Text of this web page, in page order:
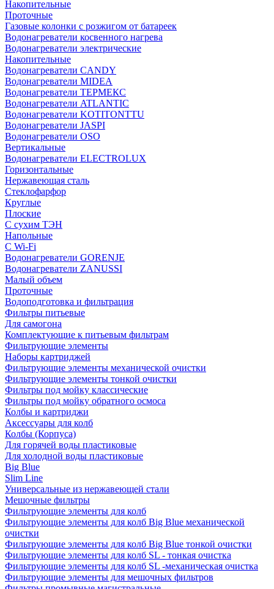
Накопительные
Проточные
Газовые колонки с розжигом от батареек
Водонагреватели косвенного нагрева
Водонагреватели электрические
Накопительные
Водонагреватели CANDY
Водонагреватели MIDEA
Водонагреватели ТЕРМЕКС
Водонагреватели ATLANTIC
Водонагреватели KOTITONTTU
Водонагреватели JASPI
Водонагреватели OSO
Вертикальные
Водонагреватели ELECTROLUX
Горизонтальные
Нержавеющая сталь
Стеклофарфор
Круглые
Плоские
С сухим ТЭН
Напольные
С Wi-Fi
Водонагреватели GORENJE
Водонагреватели ZANUSSI
Малый объем
Проточные
Водоподготовка и фильтрация
Фильтры питьевые
Для самогона
Комплектующие к питьевым фильтрам
Фильтрующие элементы
Наборы картриджей
Фильтрующие элементы механической очистки
Фильтрующие элементы тонкой очистки
Фильтры под мойку классические
Фильтры под мойку обратного осмоса
Колбы и картриджи
Аксессуары для колб
Колбы (Корпуса)
Для горячей воды пластиковые
Для холодной воды пластиковые
Big Blue
Slim Line
Универсальные из нержавеющей стали
Мешочные фильтры
Фильтрующие элементы для колб
Фильтрующие элементы для колб Big Blue механической
очистки
Фильтрующие элементы для колб Big Blue тонкой очистки
Фильтрующие элементы для колб SL - тонкая очистка
Фильтрующие элементы для колб SL -механическая очистка
Фильтрующие элементы для мешочных фильтров